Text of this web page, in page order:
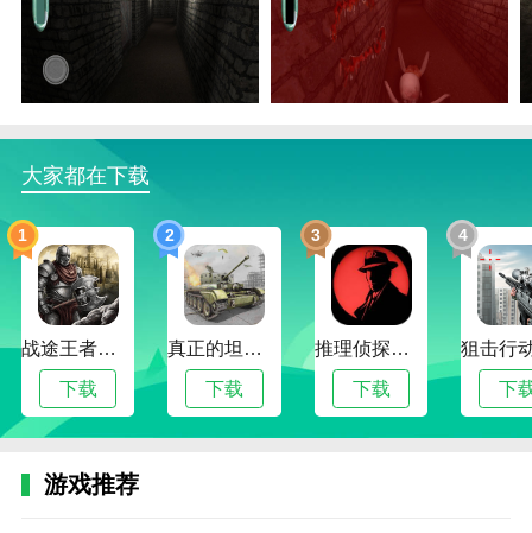
2、面对女鬼等恐怖生物的攻击，玩家需要保持冷
静，巧妙躲避。
3、游戏提供了多种关卡和挑战，逐渐增加难度，
4、通过收集道具，升级系统，可以提高角色能
兰德里纳河的孩子英文版游戏攻略
1、进入游戏后，点击【play】开始
2、点击【skip】跳过剧情
3、要尽快收集齐钥匙，注意躲避兰德里纳女鬼
4、浴盆及其木柜都将就是你避开之处，你需要尽
5、当出现红色警告的时候，就要特别注意，快速
大家都在下载
1
战途王者最新版
下载
2
真正的坦克大战
下载
3
推理侦探社2024版
下载
4
下
游戏推荐